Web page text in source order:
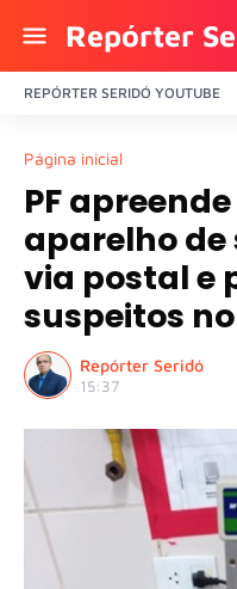
Repórter
REPÓRTER SERIDÓ YOUTUBE
Página inicial
PF
aparelho
via postal e
suspeitos no
Repórter Seridó
15:37